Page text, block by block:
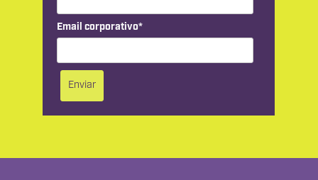
Email corporativo*
Enviar